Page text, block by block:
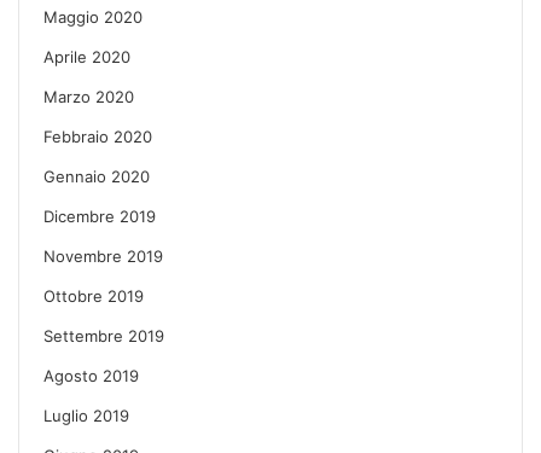
Maggio 2020
Aprile 2020
Marzo 2020
Febbraio 2020
Gennaio 2020
Dicembre 2019
Novembre 2019
Ottobre 2019
Settembre 2019
Agosto 2019
Luglio 2019